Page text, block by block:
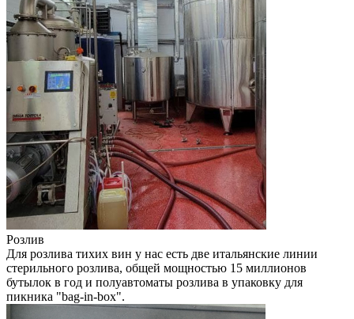
Розлив
Для розлива тихих вин у нас есть две итальянские линии
стерильного розлива, общей мощностью 15 миллионов
бутылок в год и полуавтоматы розлива в упаковку для
пикника "bag-in-box".